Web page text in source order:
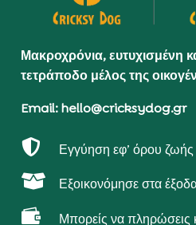
Μακροχρόνια, ευτυχισμένη
τετράποδο μέλος της
Email: hello@cricksydog.gr
 Εγγύηση εφ’ όρου ζωής
 Εξοικονόμησε στα
 Μπορείς να πληρώσεις